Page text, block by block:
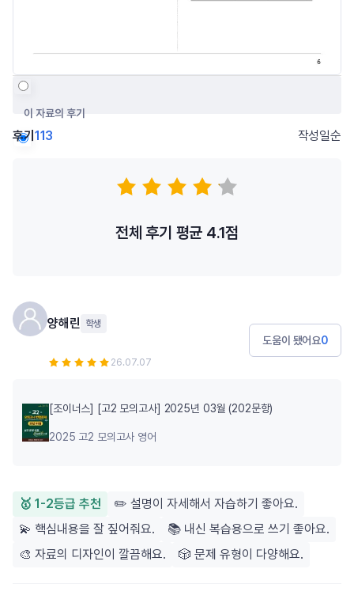
이 자료의 후기
후기 113 작성일순
전체 후기 평균 4.1점
양해린 학생
26.07.07
도움이 됐어요0
[조이너스] [고2 모의고사] 2025년 03월 (202문항)
2025 고2 모의고사 영어
🥇 1-2등급 추천
✏️ 설명이 자세해서 자습하기 좋아요.
💫 핵심내용을 잘 짚어줘요.
📚 내신 복습용으로 쓰기 좋아요.
🎨 자료의 디자인이 깔끔해요.
🎲 문제 유형이 다양해요.